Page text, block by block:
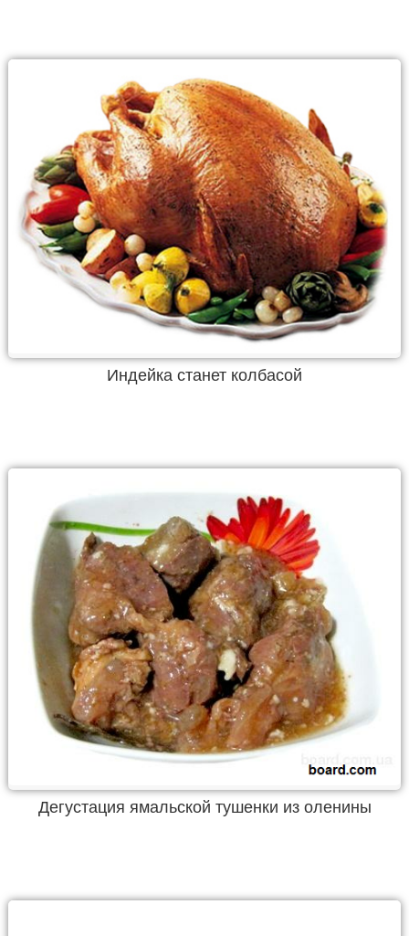
Индейка станет колбасой
Дегустация ямальской тушенки из оленины